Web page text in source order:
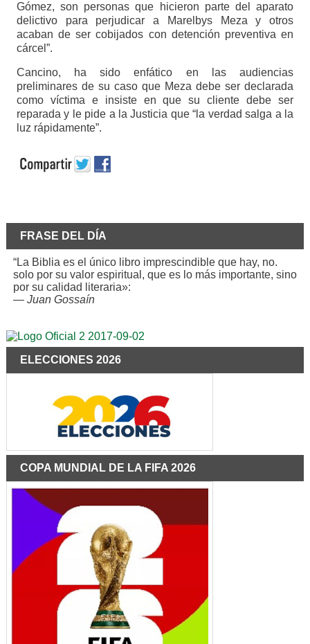
Gómez, son personas que hicieron parte del aparato
delictivo para perjudicar a Marelbys Meza y otros
acaban de ser cobijados con detención preventiva en
cárcel”.
Cancino, ha sido enfático en las audiencias
preliminares de su caso que Meza debe ser declarada
como víctima e insiste en que su cliente debe ser
reparada y le pide a la Justicia que “la verdad salga a la
luz rápidamente”.
FRASE DEL DÍA
“La Biblia es el único libro imprescindible que hay, no.
solo por su valor espiritual, que es lo más importante, sino
por su calidad literaria»:
— Juan Gossaín
ELECCIONES 2026
COPA MUNDIAL DE LA FIFA 2026